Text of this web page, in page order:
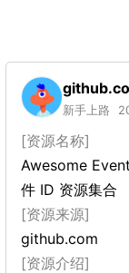
新手上路
[资源名称]
Awesome
件 ID 资源集合
[资源来源]
github.com
[资源介绍]